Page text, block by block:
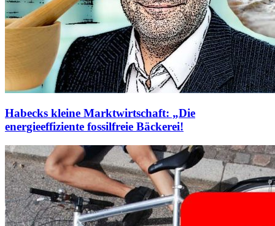
Habecks kleine Marktwirtschaft: „Die
energieeffiziente fossilfreie Bäckerei!